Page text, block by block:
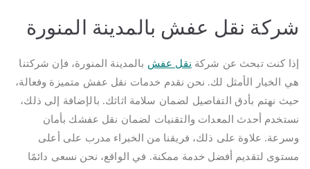
شركة نقل عفش بالمدينة المنورة
إذا كنت تبحث عن شركة نقل عفش بالمدينة المنورة، فإن شركتنا
هي الخيار الأمثل لك. نحن نقدم خدمات نقل عفش متميزة وفعالة،
حيث نهتم بأدق التفاصيل لضمان سلامة اثاثك. بالإضافة إلى ذلك،
نستخدم أحدث المعدات والتقنيات لضمان نقل عفشك بأمان
وسرعة. علاوة على ذلك، فريقنا من الخبراء مدرب على أعلى
مستوى لتقديم أفضل خدمة ممكنة. في الواقع، نحن نسعى دائمًا